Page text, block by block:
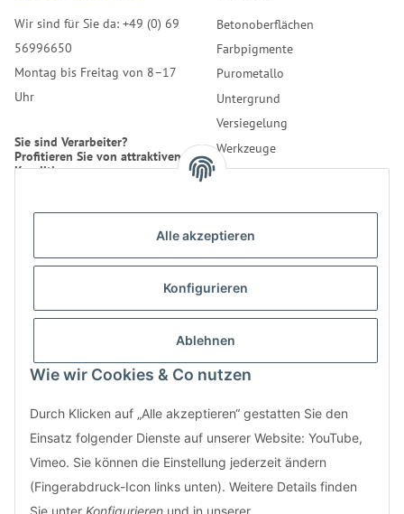
Alle akzeptieren
Konfigurieren
Ablehnen
Wie wir Cookies & Co nutzen
Durch Klicken auf „Alle akzeptieren“ gestatten Sie den
Einsatz folgender Dienste auf unserer Website: YouTube,
Vimeo. Sie können die Einstellung jederzeit ändern
(Fingerabdruck-Icon links unten). Weitere Details finden
Sie unter Konfigurieren und in unserer
Wir sind für Sie da: +49 (0) 69
56996650
Montag bis Freitag von 8–17
Uhr
Sie sind Verarbeiter?
Profitieren Sie von attraktiven
Konditionen.
USt., zzgl.Versand
Betonoberflächen
Farbpigmente
Purometallo
Untergrund
Versiegelung
Werkzeuge
Reinigung
LifeBoXX GmbH
60316 Frankfurt
Nutzen Sie auch unser
Kontaktformular
Bestellung
Informationen